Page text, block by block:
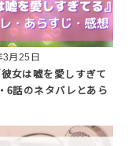
3月25日
女は嘘を愛しすぎて
6話のネタバレとあら